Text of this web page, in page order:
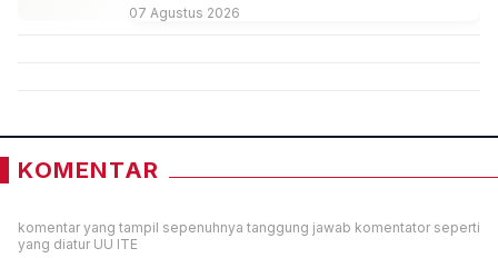
07 Agustus 2026
KOMENTAR
komentar yang tampil sepenuhnya tanggung jawab komentator seperti
yang diatur UU ITE